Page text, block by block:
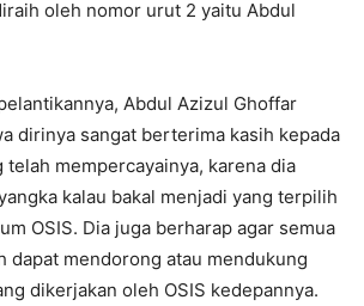
oleh nomor urut 2 yaitu Abdul
Abdul Azizul Ghoffar
dirinya sangat berterima kasih kepada
telah mempercayainya, karena dia
kalau bakal menjadi yang terpilih
OSIS. Dia juga berharap agar semua
dapat mendorong atau mendukung
dikerjakan oleh OSIS kedepannya.